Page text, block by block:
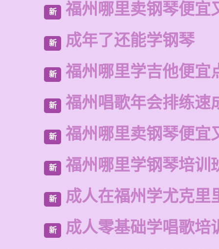
新 福州哪里卖钢琴便宜
新 成年了还能学钢琴
新 福州哪里学吉他便宜
新 福州唱歌年会排练速
新 福州哪里卖钢琴便宜
新 福州哪里学钢琴培训
新 成人在福州学尤克里
新 成人零基础学唱歌培